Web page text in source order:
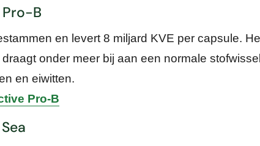
B
en levert 8 miljard KVE per capsule.
onder meer bij aan een normale
en eiwitten.
Pro-B